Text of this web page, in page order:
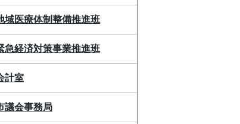
域医療体制整備推進班
急経済対策事業推進班
計室
議会事務局